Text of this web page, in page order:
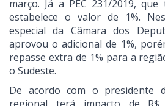
março. Já a PEC 231/2019,
estabelece o valor de 1%.
especial da Câmara dos
aprovou o adicional de 1%,
repasse extra de 1% para a
o Sudeste.
De acordo com o presidente